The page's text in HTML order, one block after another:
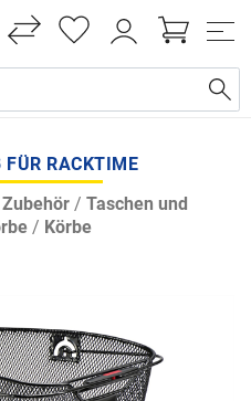
RACKTIME
/ Taschen und
/ Körbe